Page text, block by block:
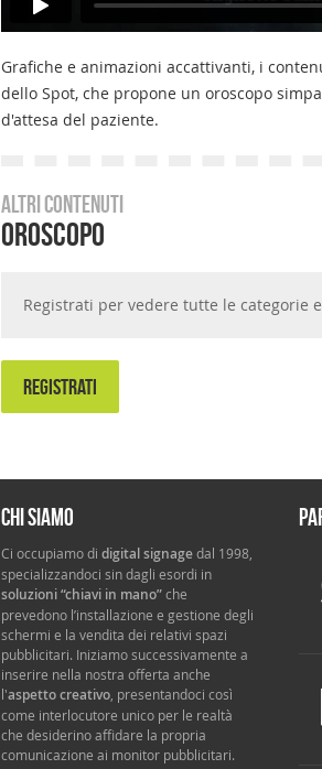
Grafiche e animazioni accattivanti, i
dello Spot, che propone un oroscopo
d'attesa del paziente.
Altri contenuti
Oroscopo
Registrati per vedere tutte le categorie
REGISTRATI
Chi siamo
Ci occupiamo di digital signagedal 1998,
specializzandoci sin dagli esordi in
soluzioni “chiavi in mano”che
prevedono l’installazione e gestione degli
schermi e la vendita dei relativi spazi
pubblicitari. Iniziamo successivamente a
inserire nella nostra offerta anche
l'aspetto creativo , presentandoci così
come interlocutore unico per le realtà
che desiderino affidare la propria
comunicazione ai monitor pubblicitari.